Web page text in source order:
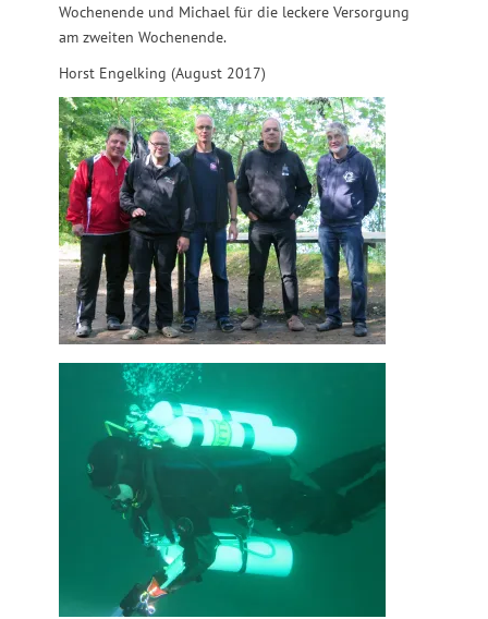
Wochenende und Michael für die leckere Versorgung
am zweiten Wochenende.
Horst Engelking (August 2017)